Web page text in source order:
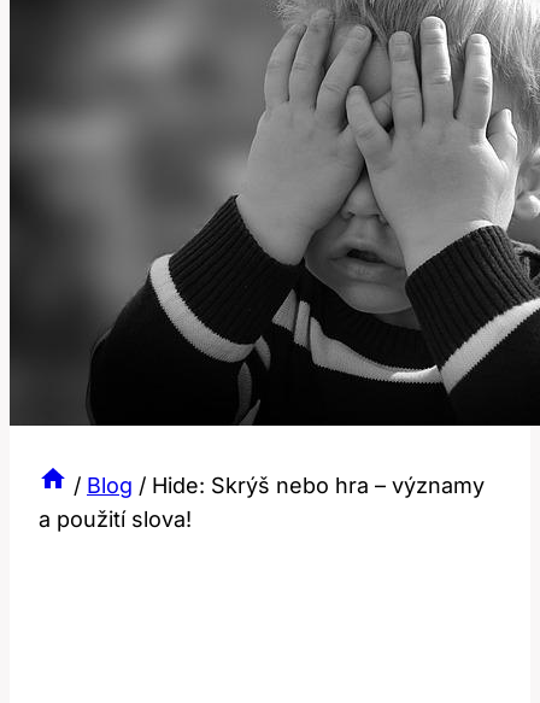
/ Blog / Hide: Skrýš nebo hra – významy
a použití slova!